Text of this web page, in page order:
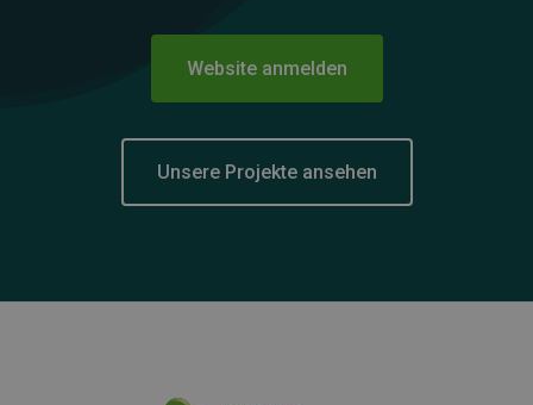
Website anmelden
Unsere Projekte ansehen